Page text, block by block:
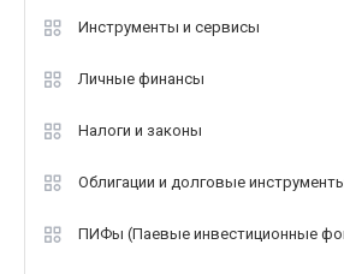
Инструменты и сервисы
Личные финансы
Налоги и законы
Облигации и долговые
ПИФы (Паевые инвестиционные